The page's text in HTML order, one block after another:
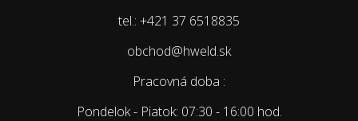
tel.: +421 37 6518835
obchod@hweld.sk
Pracovná doba :
Pondelok - Piatok: 07:30 - 16:00 hod.